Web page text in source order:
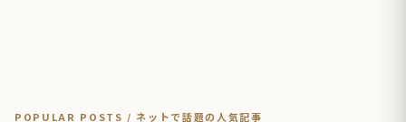
POPULAR POSTS / ネットで話題の人気記事